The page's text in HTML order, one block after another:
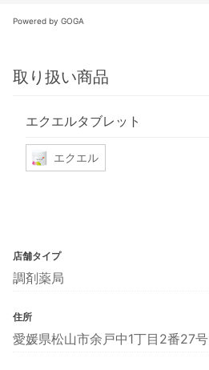
Powered by GOGA
取り扱い商品
エクエルタブレット
エクエル
店舗タイプ
調剤薬局
住所
愛媛県松山市余戸中1丁目2番27号